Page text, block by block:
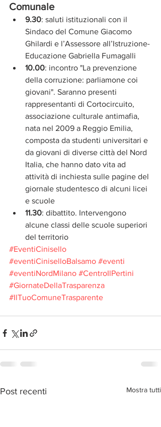
Comunale
9.30: saluti istituzionali con il
Sindaco del Comune Giacomo
Ghilardi e l’Assessore all’Istruzione-
Educazione Gabriella Fumagalli
10.00: incontro "La prevenzione
della corruzione: parliamone coi
giovani". Saranno presenti
rappresentanti di Cortocircuito,
associazione culturale antimafia,
nata nel 2009 a Reggio Emilia,
composta da studenti universitari e
da giovani di diverse città del Nord
Italia, che hanno dato vita ad
attività di inchiesta sulle pagine del
giornale studentesco di alcuni licei
e scuole
11.30: dibattito. Intervengono
alcune classi delle scuole superiori
del territorio
#EventiCinisello
#eventiCiniselloBalsamo #eventi
#eventiNordMilano #CentroIlPertini
#GiornateDellaTrasparenza
#IlTuoComuneTrasparente
Post recenti Mostra tutti